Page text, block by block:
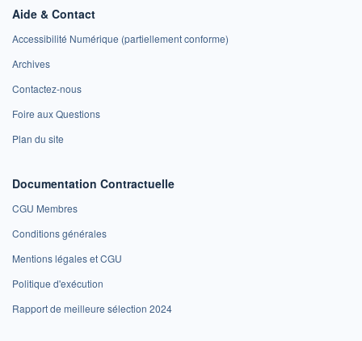
Aide & Contact
Accessibilité Numérique (partiellement conforme)
Archives
Contactez-nous
Foire aux Questions
Plan du site
Documentation Contractuelle
CGU Membres
Conditions générales
Mentions légales et CGU
Politique d'exécution
Rapport de meilleure sélection 2024